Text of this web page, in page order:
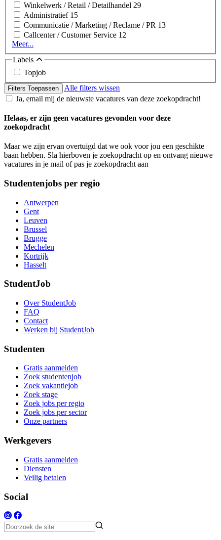
Winkelwerk / Retail / Detailhandel 29
Administratief 15
Communicatie / Marketing / Reclame / PR 13
Callcenter / Customer Service 12
Meer...
Labels
Topjob
Filters Toepassen
Alle filters wissen
Ja, email mij de nieuwste vacatures van deze zoekopdracht!
Helaas, er zijn geen vacatures gevonden voor deze
zoekopdracht
Maar we zijn ervan overtuigd dat we ook voor jou een geschikte
baan hebben. Sla hierboven je zoekopdracht op en ontvang nieuwe
vacatures in je mail of pas je zoekopdracht aan
Studentenjobs per regio
Antwerpen
Gent
Leuven
Brussel
Brugge
Mechelen
Kortrijk
Hasselt
StudentJob
Over StudentJob
FAQ
Contact
Werken bij StudentJob
Studenten
Gratis aanmelden
Zoek studentenjob
Zoek vakantiejob
Zoek stage
Zoek jobs per regio
Zoek jobs per sector
Onze partners
Werkgevers
Gratis aanmelden
Diensten
Veilig betalen
Social